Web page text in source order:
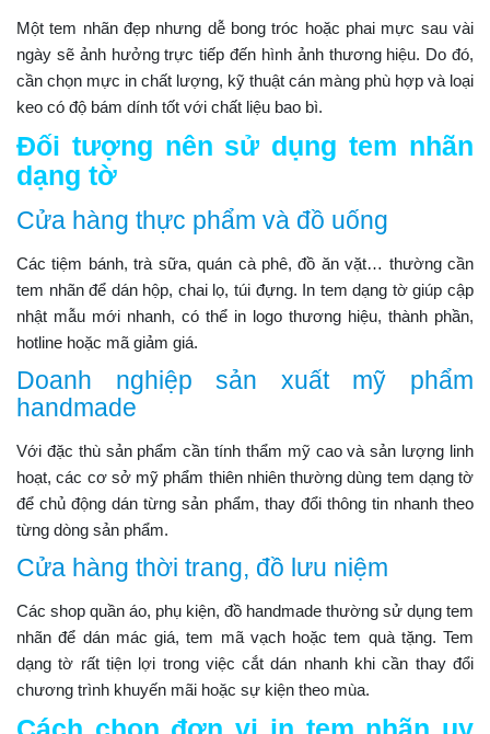
Một tem nhãn đẹp nhưng dễ bong tróc hoặc phai mực sau vài
ngày sẽ ảnh hưởng trực tiếp đến hình ảnh thương hiệu. Do đó,
cần chọn mực in chất lượng, kỹ thuật cán màng phù hợp và loại
keo có độ bám dính tốt với chất liệu bao bì.
Đối tượng nên sử dụng tem nhãn
dạng tờ
Cửa hàng thực phẩm và đồ uống
Các tiệm bánh, trà sữa, quán cà phê, đồ ăn vặt… thường cần
tem nhãn để dán hộp, chai lọ, túi đựng. In tem dạng tờ giúp cập
nhật mẫu mới nhanh, có thể in logo thương hiệu, thành phần,
hotline hoặc mã giảm giá.
Doanh nghiệp sản xuất mỹ phẩm
handmade
Với đặc thù sản phẩm cần tính thẩm mỹ cao và sản lượng linh
hoạt, các cơ sở mỹ phẩm thiên nhiên thường dùng tem dạng tờ
để chủ động dán từng sản phẩm, thay đổi thông tin nhanh theo
từng dòng sản phẩm.
Cửa hàng thời trang, đồ lưu niệm
Các shop quần áo, phụ kiện, đồ handmade thường sử dụng tem
nhãn để dán mác giá, tem mã vạch hoặc tem quà tặng. Tem
dạng tờ rất tiện lợi trong việc cắt dán nhanh khi cần thay đổi
chương trình khuyến mãi hoặc sự kiện theo mùa.